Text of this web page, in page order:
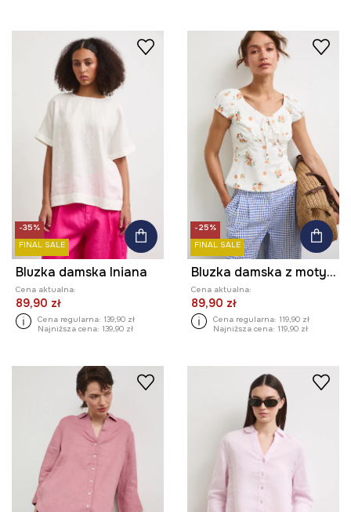
-35%
FINAL SALE
Bluzka damska lniana
Cena aktualna:
89,90 zł
Cena regularna: 139,90 zł
Najniższa cena: 139,90 zł
-25%
FINAL SALE
Bluzka damska z motywem roślinnym
Cena aktualna:
89,90 zł
Cena regularna: 119,90 zł
Najniższa cena: 119,90 zł